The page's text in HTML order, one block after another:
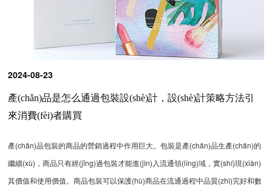
2024-08-23
產(chǎn)品是怎么通過包裝設(shè)計，設(shè)計策略方法引
來消費(fèi)者購買
產(chǎn)品包裝的商品的營銷過程中作用巨大。包裝是產(chǎn)品生產(chǎn)的
繼續(xù)，商品只有經(jīng)過包裝才能進(jìn)入流通領(lǐng)域，實(shí)現(xiàn)
其價值和使用價值。商品包裝可以保護(hù)商品在流通過程中品質(zhì)完好和數